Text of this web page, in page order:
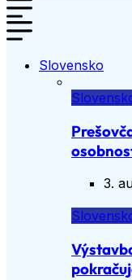
Slovensko
3.